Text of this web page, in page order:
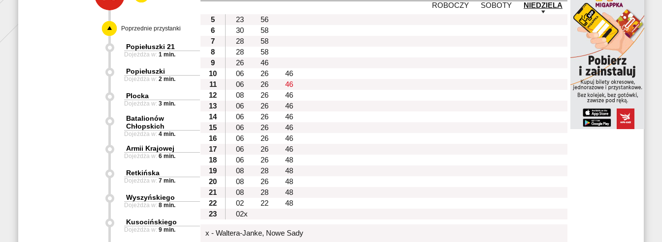
ROBOCZY
SOBOTY
NIEDZIELA
5
23
56
6
30
58
7
28
58
8
28
58
9
26
46
10
06 26
46
11
06 26
46
12
08 26
46
13
06 26
46
14
06 26
46
15
06 26
46
16
06 26
46
17
06 26
46
18
06 26
48
19
08 28
48
20
08 26
48
21
08 28
48
22
02 22
48
23
02x
x - Waltera-Janke, Nowe Sady
Poprzednie przystanki
Popiełuszki 21
Dojeżdża w: 1 min.
Popiełuszki
Dojeżdża w: 2 min.
Plocka
Dojeżdża w: 3 min.
Batalionów
Chłopskich
Dojeżdża w: 4 min.
Armii Krajowej
Dojeżdża w: 6 min.
Retkińska
Dojeżdża w: 7 min.
Wyszyńskiego
Dojeżdża w: 8 min.
Kusocińskiego
Dojeżdża w: 9 min.